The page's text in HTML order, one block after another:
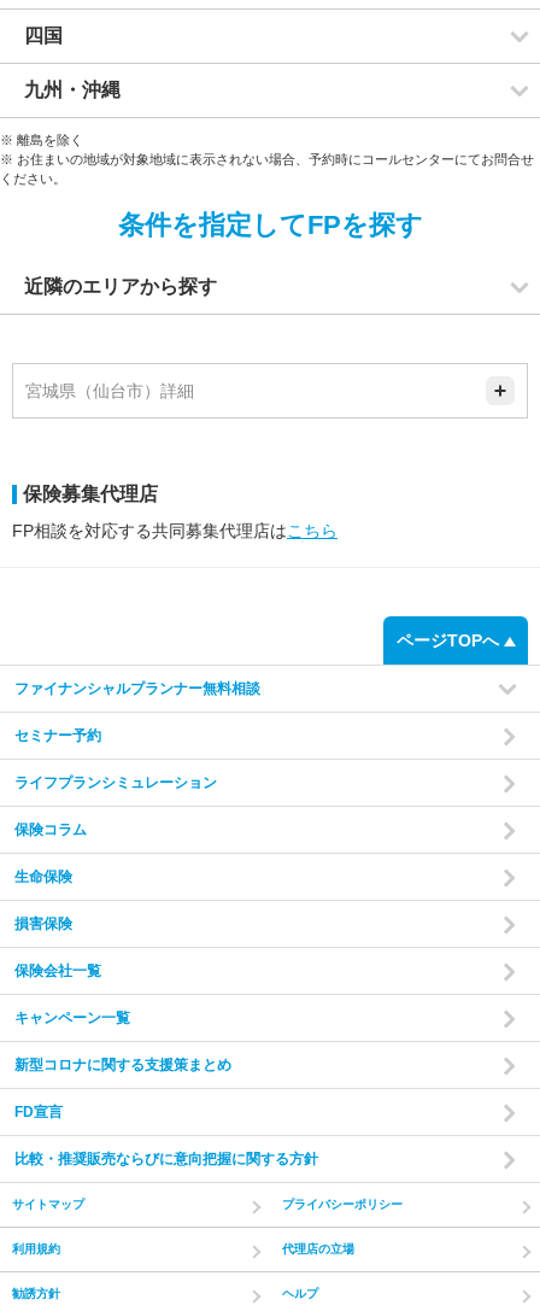
四国
九州・沖縄
※ 離島を除く
※ お住まいの地域が対象地域に表示されない場合、予約時にコールセンターにてお問合せ
ください。
条件を指定してFPを探す
近隣のエリアから探す
宮城県（仙台市）詳細
保険募集代理店
FP相談を対応する共同募集代理店はこちら
ページTOPへ
ファイナンシャルプランナー無料相談
セミナー予約
ライフプランシミュレーション
保険コラム
生命保険
損害保険
保険会社一覧
キャンペーン一覧
新型コロナに関する支援策まとめ
FD宣言
比較・推奨販売ならびに意向把握に関する方針
サイトマップ プライバシーポリシー
利用規約 代理店の立場
勧誘方針 ヘルプ